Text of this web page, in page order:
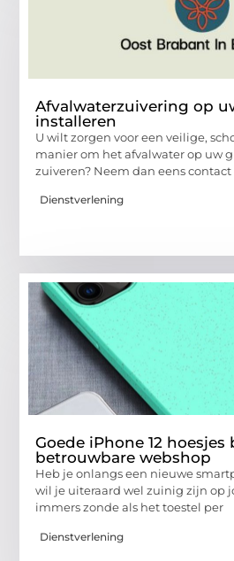
Afvalwaterzuivering op
installeren
U wilt zorgen voor een veilige,
manier om het afvalwater op uw
zuiveren? Neem dan eens
Dienstverlening
Goede iPhone 12
betrouwbare webshop
Heb je onlangs een nieuwe
wil je uiteraard wel zuinig zijn op
immers zonde als het toestel per
Dienstverlening